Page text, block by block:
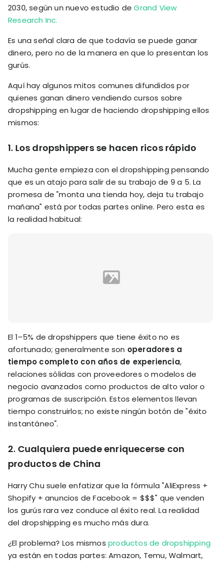
2030, según un nuevo estudio deGrand View
Research Inc.
Es una señal clara de que todavía se puede ganar
dinero, pero no de la manera en que lo presentan los
gurús.
Aquí hay algunos mitos comunes difundidos por
quienes ganan dinero vendiendo cursos sobre
dropshipping en lugar de haciendo dropshipping ellos
mismos:
1. Los dropshippers se hacen ricos rápido
Mucha gente empieza con el dropshipping pensando
que es un atajo para salir de su trabajo de 9 a 5. La
promesa de "monta una tienda hoy, deja tu trabajo
mañana" está por todas partes online. Pero esta es
la realidad habitual:
El 1–5% de dropshippers que tiene éxito no es
afortunado; generalmente son operadores a
tiempo completo con años de experiencia,
relaciones sólidas con proveedores o modelos de
negocio avanzados como productos de alto valor o
programas de suscripción. Estos elementos llevan
tiempo construirlos; no existe ningún botón de "éxito
instantáneo".
2. Cualquiera puede enriquecerse con
productos de China
Harry Chu suele enfatizar que la fórmula "AliExpress +
Shopify + anuncios de Facebook = $$$" que venden
los gurús rara vez conduce al éxito real. La realidad
del dropshipping es mucho más dura.
¿El problema? Los mismos productos de dropshipping
ya están en todas partes: Amazon, Temu, Walmart,